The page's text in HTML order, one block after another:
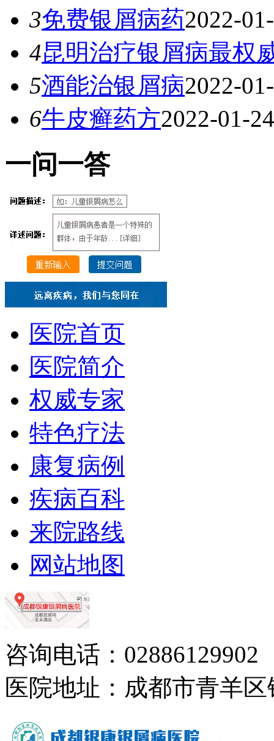
3免费银屑病药2022-
4昆明治疗银屑病最权
5酒能治银屑病2022-
6牛皮癣药方2022-01-24
一问一答
医院首页
医院简介
权威专家
特色疗法
康复病例
疾病百科
来院路线
网站地图
咨询电话：02886129902
医院地址：成都市青羊